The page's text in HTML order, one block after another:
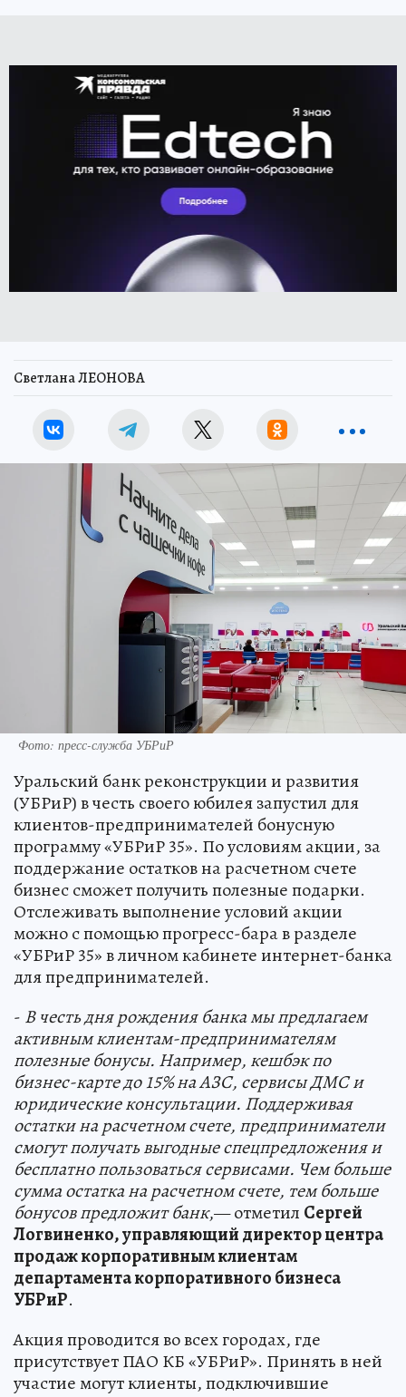
Светлана ЛЕОНОВА
Фото: пресс-служба УБРиР
Уральский банк реконструкции и развития
(УБРиР) в честь своего юбилея запустил для
клиентов-предпринимателей бонусную
программу «УБРиР 35». По условиям акции, за
поддержание остатков на расчетном счете
бизнес сможет получить полезные подарки.
Отслеживать выполнение условий акции
можно с помощью прогресс-бара в разделе
«УБРиР 35» в личном кабинете интернет-банка
для предпринимателей.
- В честь дня рождения банка мы предлагаем
активным клиентам-предпринимателям
полезные бонусы. Например, кешбэк по
бизнес-карте до 15% на АЗС, сервисы ДМС и
юридические консультации. Поддерживая
остатки на расчетном счете, предприниматели
смогут получать выгодные спецпредложения и
бесплатно пользоваться сервисами. Чем больше
сумма остатка на расчетном счете, тем больше
бонусов предложит банк,— отметил Сергей
Логвиненко, управляющий директор центра
продаж корпоративным клиентам
департамента корпоративного бизнеса
УБРиР.
Акция проводится во всех городах, где
присутствует ПАО КБ «УБРиР». Принять в ней
участие могут клиенты, подключившие